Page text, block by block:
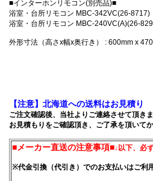
■インターホンリモコン(別売品)■
浴室・台所リモコン MBC-342VC(26-8717)
浴室・台所リモコン MBC-240VC(A)(26-
外形寸法（高さx幅x奥行き） : 600mm x
【注意】北海道への送料はお見積り
ご注文確認後、当社よりご連絡させて頂きま
お見積もりをご確認頂き、ご了承を頂いて
■メーカー直送の注意事項■↓以下、必
※代金引換（代引き）でのお支払いはご利